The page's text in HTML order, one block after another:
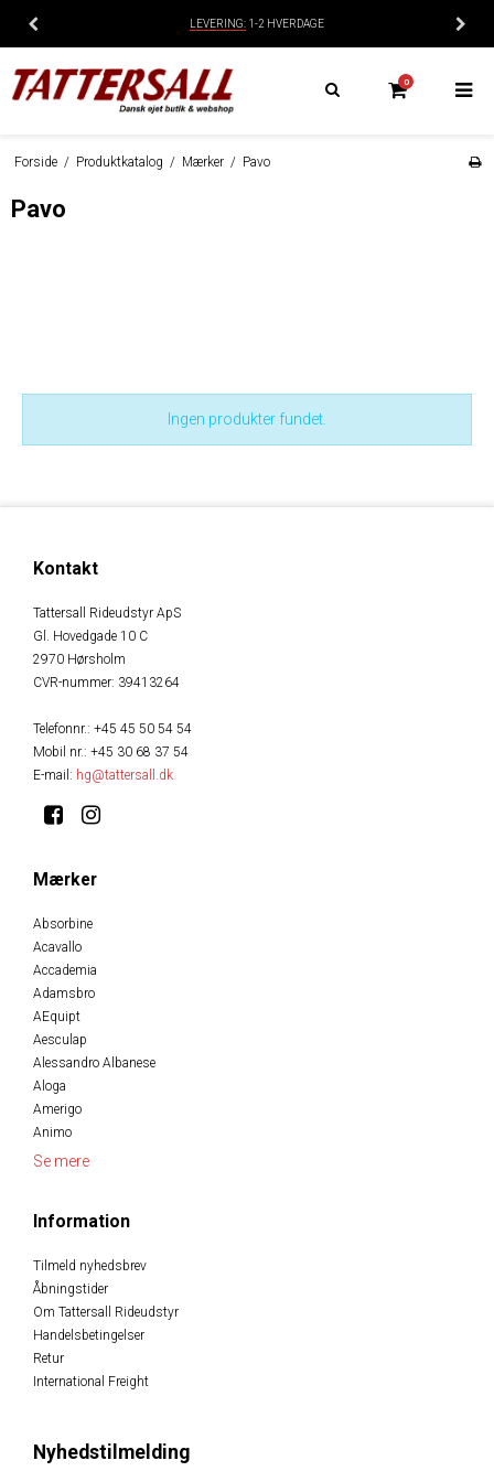
LEVERING: 1-2 HVERDAGE
0
Forside / Produktkatalog / Mærker / Pavo
Pavo
Ingen produkter fundet.
Kontakt
Tattersall Rideudstyr ApS
Gl. Hovedgade 10 C
2970 Hørsholm
CVR-nummer: 39413264
Telefonnr.: +45 45 50 54 54
Mobil nr.: +45 30 68 37 54
E-mail : hg@tattersall.dk
Mærker
Absorbine
Acavallo
Accademia
Adamsbro
AEquipt
Aesculap
Alessandro Albanese
Aloga
Amerigo
Animo
Se mere
Information
Tilmeld nyhedsbrev
Åbningstider
Om Tattersall Rideudstyr
Handelsbetingelser
Retur
International Freight
Nyhedstilmelding